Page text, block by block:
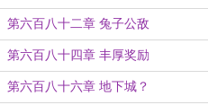
第六百八十二章 兔子公敌
第六百八十四章 丰厚奖励
第六百八十六章 地下城？